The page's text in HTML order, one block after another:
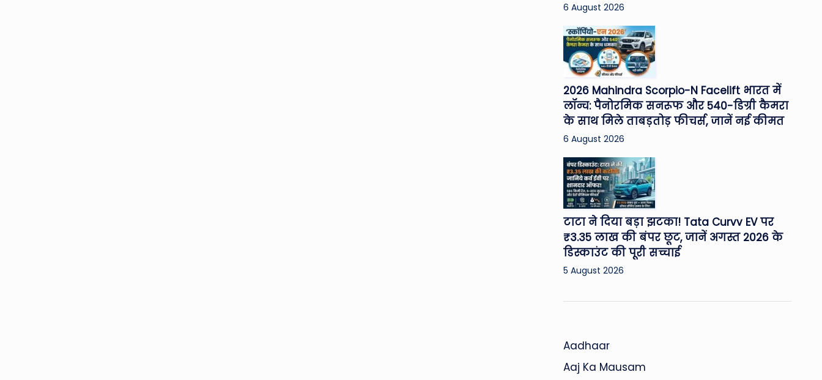
6 August 2026
2026 Mahindra Scorpio-N Facelift भारत में
लॉन्च: पैनोरमिक सनरूफ और 540-डिग्री कैमरा
के साथ मिले ताबड़तोड़ फीचर्स, जानें नई कीमत
6 August 2026
टाटा ने दिया बड़ा झटका! Tata Curvv EV पर
₹3.35 लाख की बंपर छूट, जानें अगस्त 2026 के
डिस्काउंट की पूरी सच्चाई
5 August 2026
Aadhaar
Aaj Ka Mausam